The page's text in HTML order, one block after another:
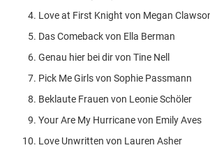
Love at First Knight von Megan
Das Comeback von Ella Berman
Genau hier bei dir von Tine Nell
Pick Me Girls von Sophie Passmann
Beklaute Frauen von Leonie Schöler
Your Are My Hurricane von Emily Aves
Love Unwritten von Lauren Asher